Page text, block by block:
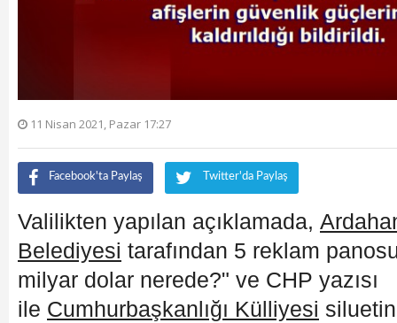
11 Nisan 2021, Pazar 17:27
Facebook'ta Paylaş Twitter'da Paylaş
Valilikten yapılan açıklamada,
Belediyesi tarafından 5 reklam
milyar dolar nerede?" ve CHP yazısı
ile Cumhurbaşkanlığı Külliyesi